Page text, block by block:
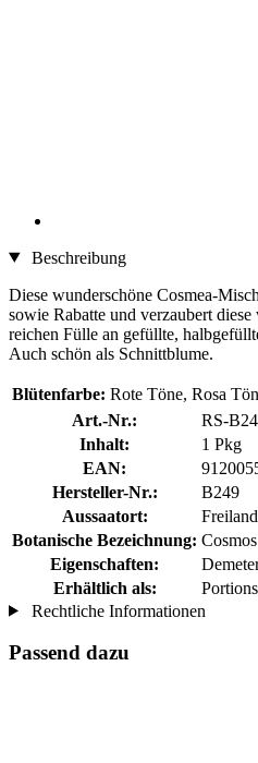
Beschreibung
Diese wunderschöne Cosmea-
sowie Rabatte und verzaubert
reichen Fülle an gefüllte,
Auch schön als Schnittblume.
Blütenfarbe: Rote Töne, Rosa
Art.-Nr.:
RS-
Inhalt:
1 Pkg
EAN:
Hersteller-Nr.:
B249
Aussaatort:
Freiland
Botanische Bezeichnung:
Eigenschaften:
Erhältlich als:
Rechtliche Informationen
Passend dazu